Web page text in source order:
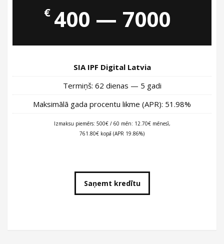
€ 400 — 7000
SIA IPF Digital Latvia
Termiņš: 62 dienas — 5 gadi
Maksimālā gada procentu likme (APR): 51.98%
Izmaksu piemērs: 500€ / 60 mēn: 12.70€ mēnesī,
761.80€ kopā (APR 19.86%)
Saņemt kredītu